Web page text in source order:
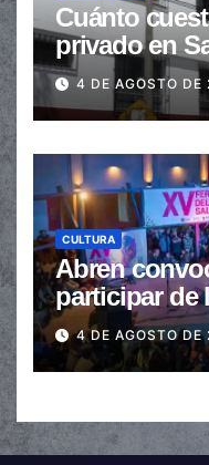
Cuánto
privado en
de $110.000
4 DE AGOSTO DE
CULTURA
Abren
participar de
de Salta
4 DE AGOSTO